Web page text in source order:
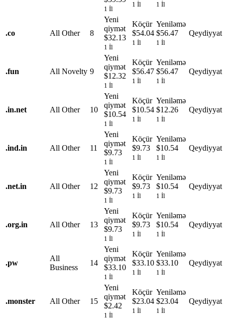
1 İl
1 İl 1 İl
.co All Other 8
Yeni
qiymət
$32.13
1 İl
Köçür
$54.04
1 İl
Yeniləmə
$56.47
1 İl
Qeydiyyat
.fun All Novelty 9
Yeni
qiymət
$12.32
1 İl
Köçür
$56.47
1 İl
Yeniləmə
$56.47
1 İl
Qeydiyyat
.in.net All Other 10
Yeni
qiymət
$10.54
1 İl
Köçür
$10.54
1 İl
Yeniləmə
$12.26
1 İl
Qeydiyyat
.ind.in All Other 11
Yeni
qiymət
$9.73
1 İl
Köçür
$9.73
1 İl
Yeniləmə
$10.54
1 İl
Qeydiyyat
.net.in All Other 12
Yeni
qiymət
$9.73
1 İl
Köçür
$9.73
1 İl
Yeniləmə
$10.54
1 İl
Qeydiyyat
.org.in All Other 13
Yeni
qiymət
$9.73
1 İl
Köçür
$9.73
1 İl
Yeniləmə
$10.54
1 İl
Qeydiyyat
.pw
All
Business
14
Yeni
qiymət
$33.10
1 İl
Köçür
$33.10
1 İl
Yeniləmə
$33.10
1 İl
Qeydiyyat
.monster All Other 15
Yeni
qiymət
$2.42
1 İl
Köçür
$23.04
1 İl
Yeniləmə
$23.04
1 İl
Qeydiyyat